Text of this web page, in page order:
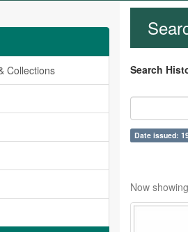
Collections Search
Date issued:
Now